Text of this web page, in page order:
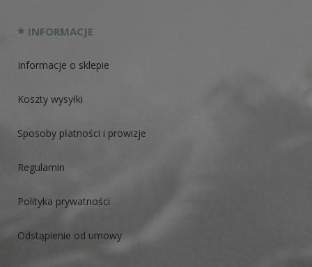
INFORMACJE
Informacje o sklepie
Koszty wysyłki
Sposoby płatności i prowizje
Regulamin
Polityka prywatności
Odstąpienie od umowy